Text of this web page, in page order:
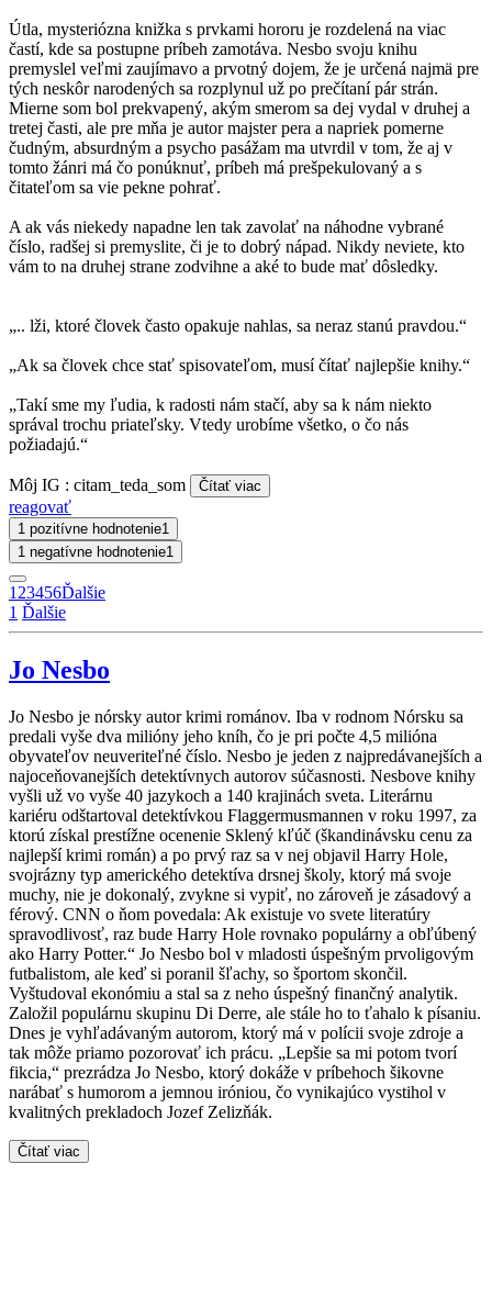
Útla, mysteriózna knižka s prvkami hororu je rozdelená na viac
častí, kde sa postupne príbeh zamotáva. Nesbo svoju knihu
premyslel veľmi zaujímavo a prvotný dojem, že je určená najmä pre
tých neskôr narodených sa rozplynul už po prečítaní pár strán.
Mierne som bol prekvapený, akým smerom sa dej vydal v druhej a
tretej časti, ale pre mňa je autor majster pera a napriek pomerne
čudným, absurdným a psycho pasážam ma utvrdil v tom, že aj v
tomto žánri má čo ponúknuť, príbeh má prešpekulovaný a s
čitateľom sa vie pekne pohrať.
A ak vás niekedy napadne len tak zavolať na náhodne vybrané
číslo, radšej si premyslite, či je to dobrý nápad. Nikdy neviete, kto
vám to na druhej strane zodvihne a aké to bude mať dôsledky.
„.. lži, ktoré človek často opakuje nahlas, sa neraz stanú pravdou.“
„Ak sa človek chce stať spisovateľom, musí čítať najlepšie knihy.“
„Takí sme my ľudia, k radosti nám stačí, aby sa k nám niekto
správal trochu priateľsky. Vtedy urobíme všetko, o čo nás
požiadajú.“
Môj IG : citam_teda_som Čítať viac
reagovať
1 pozitívne hodnotenie1
1 negatívne hodnotenie1
1 23456Ďalšie
1 Ďalšie
Jo Nesbo
Jo Nesbo je nórsky autor krimi románov. Iba v rodnom Nórsku sa
predali vyše dva milióny jeho kníh, čo je pri počte 4,5 milióna
obyvateľov neuveriteľné číslo. Nesbo je jeden z najpredávanejších a
najoceňovanejších detektívnych autorov súčasnosti. Nesbove knihy
vyšli už vo vyše 40 jazykoch a 140 krajinách sveta. Literárnu
kariéru odštartoval detektívkou Flaggermusmannen v roku 1997, za
ktorú získal prestížne ocenenie Sklený kľúč (škandinávsku cenu za
najlepší krimi román) a po prvý raz sa v nej objavil Harry Hole,
svojrázny typ amerického detektíva drsnej školy, ktorý má svoje
muchy, nie je dokonalý, zvykne si vypiť, no zároveň je zásadový a
férový. CNN o ňom povedala: Ak existuje vo svete literatúry
spravodlivosť, raz bude Harry Hole rovnako populárny a obľúbený
ako Harry Potter.“ Jo Nesbo bol v mladosti úspešným prvoligovým
futbalistom, ale keď si poranil šľachy, so športom skončil.
Vyštudoval ekonómiu a stal sa z neho úspešný finančný analytik.
Založil populárnu skupinu Di Derre, ale stále ho to ťahalo k písaniu.
Dnes je vyhľadávaným autorom, ktorý má v polícii svoje zdroje a
tak môže priamo pozorovať ich prácu. „Lepšie sa mi potom tvorí
fikcia,“ prezrádza Jo Nesbo, ktorý dokáže v príbehoch šikovne
narábať s humorom a jemnou iróniou, čo vynikajúco vystihol v
kvalitných prekladoch Jozef Zelizňák.
Čítať viac